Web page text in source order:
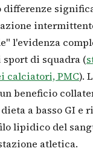
l'evidenza
sport di squadra (
calciatori, PMC).
beneficio
a basso GI e
lipidico del
atletica.